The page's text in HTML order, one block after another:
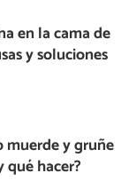
en la cama de
y soluciones
muerde y gruñe
qué hacer?